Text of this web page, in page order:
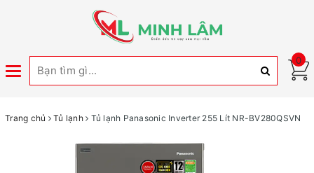
Toggle
0
Trang chủ Tủ lạnh Tủ lạnh Panasonic Inverter 255 Lít NR-BV280QSVN